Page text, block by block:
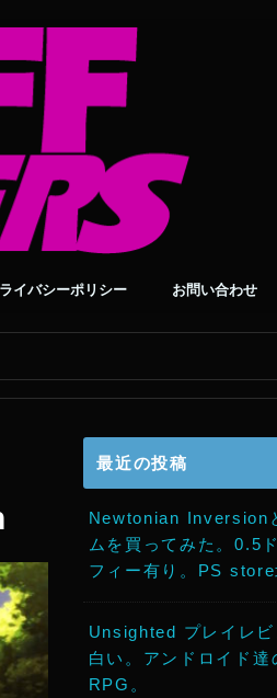
イバシーポリシー お問い合わせ
最近の投稿
Newtonian Inversion
ムを買ってみた。0.5
フィー有り。PS store
Unsighted プレイレ
白い。アンドロイド達
RPG。